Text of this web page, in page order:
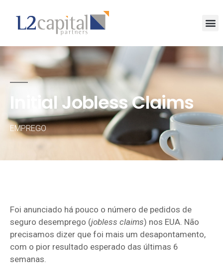
Initial Jobless Claims
EMPREGO
Foi anunciado há pouco o número de pedidos de
seguro desemprego (jobless claims) nos EUA. Não
precisamos dizer que foi mais um desapontamento,
com o pior resultado esperado das últimas 6
semanas.